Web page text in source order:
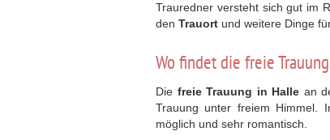
Trauredner versteht sich gut im
den Trauort und weitere Dinge
Wo findet die freie
Die freie Trauung in Halle an
Trauung unter freiem Himmel.
möglich und sehr romantisch.